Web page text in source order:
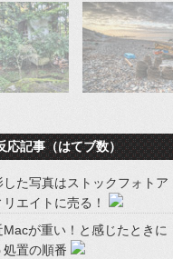
応記事（はてブ数）
した写真はストックフォトア
リエイトに売る！
Macが重い！と感じたときに
処置の順番